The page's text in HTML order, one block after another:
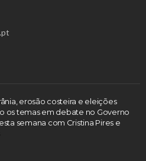
erosão costeira e eleições
os temas em debate no Governo
semana com Cristina Pires e